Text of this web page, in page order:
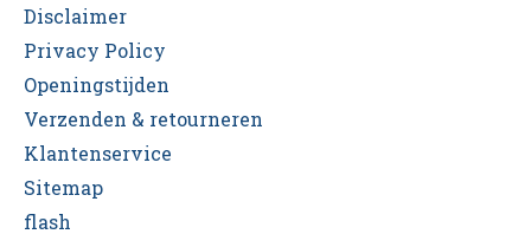
Disclaimer
Privacy Policy
Openingstijden
Verzenden & retourneren
Klantenservice
Sitemap
flash